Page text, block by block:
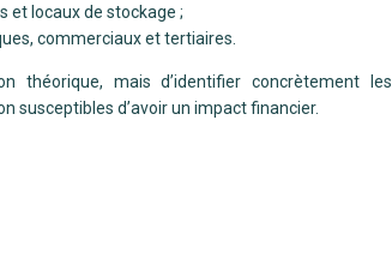
et locaux de stockage ;
commerciaux et tertiaires.
théorique, mais d’identifier concrètement les
susceptibles d’avoir un impact financier.